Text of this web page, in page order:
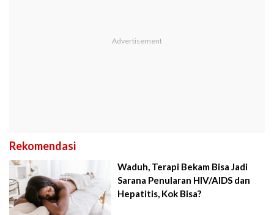
Rekomendasi
Waduh, Terapi Bekam Bisa Jadi
Sarana Penularan HIV/AIDS dan
Hepatitis, Kok Bisa?